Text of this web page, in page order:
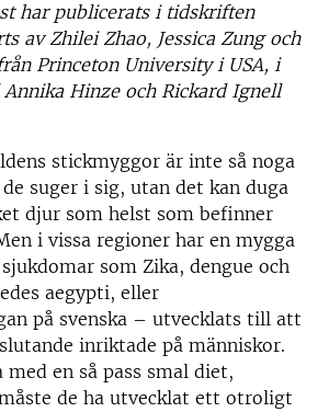
har publicerats i tidskriften
av Zhilei Zhao, Jessica Zung och
Princeton University i USA, i
Hinze och Rickard Ignell
stickmyggor är inte så noga
suger i sig, utan det kan duga
djur som helst som befinner
i vissa regioner har en mygga
som Zika, dengue och
aegypti, eller
på svenska – utvecklats till att
inriktade på människor.
en så pass smal diet,
de ha utvecklat ett otroligt